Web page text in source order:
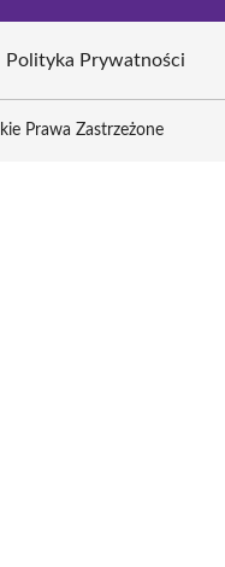
Polityka Prywatności
Prawa Zastrzeżone